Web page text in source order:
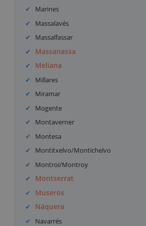
Marines
Massalavés
Massalfassar
Massanassa
Meliana
Millares
Miramar
Mogente
Montaverner
Montesa
Montitxelvo/Montichelvo
Montroi/Montroy
Montserrat
Museros
Náquera
Navarrés